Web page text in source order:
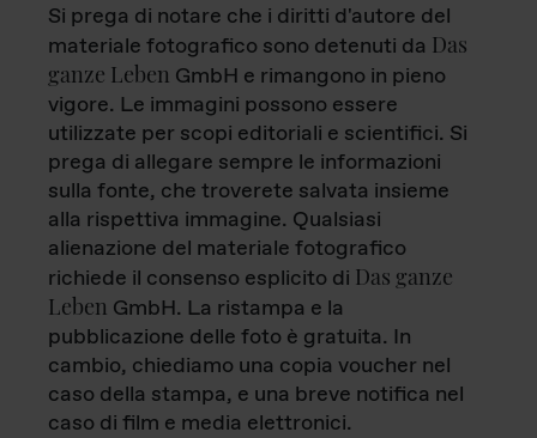
Si prega di notare che i diritti d'autore del
materiale fotografico sono detenuti da Das
ganze Leben GmbH e rimangono in pieno
vigore. Le immagini possono essere
utilizzate per scopi editoriali e scientifici. Si
prega di allegare sempre le informazioni
sulla fonte, che troverete salvata insieme
alla rispettiva immagine. Qualsiasi
alienazione del materiale fotografico
richiede il consenso esplicito di Das ganze
Leben GmbH. La ristampa e la
pubblicazione delle foto è gratuita. In
cambio, chiediamo una copia voucher nel
caso della stampa, e una breve notifica nel
caso di film e media elettronici.